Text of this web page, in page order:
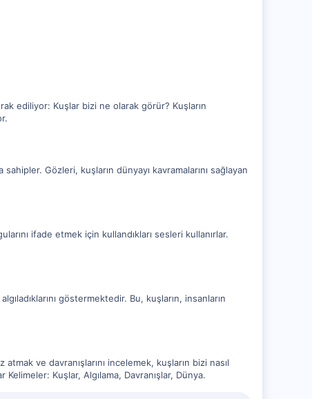
ediliyor: Kuşlar bizi ne olarak görür? Kuşların
Gözleri, kuşların dünyayı kavramalarını sağlayan
ifade etmek için kullandıkları sesleri kullanırlar.
göstermektedir. Bu, kuşların, insanların
ve davranışlarını incelemek, kuşların bizi nasıl
Kelimeler: Kuşlar, Algılama, Davranışlar, Dünya.